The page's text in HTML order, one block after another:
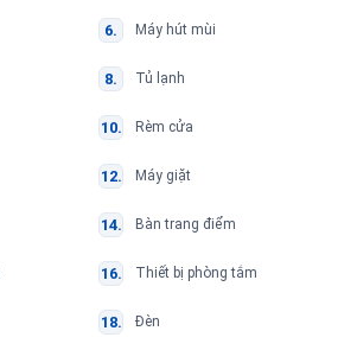
Máy hút mùi
Tủ lạnh
Rèm cửa
Máy giặt
Bàn trang điểm
Thiết bị phòng tắm
Đèn